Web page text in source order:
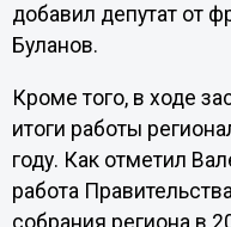
добавил депутат от
Буланов.
Кроме того, в ходе
итоги работы
году. Как отметил
работа
собрания региона в